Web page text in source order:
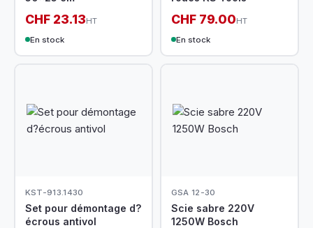
CHF 23.13HT
En stock
CHF 79.00HT
En stock
KST-913.1430
Set pour démontage d?
écrous antivol
GSA 12-30
Scie sabre 220V
1250W Bosch